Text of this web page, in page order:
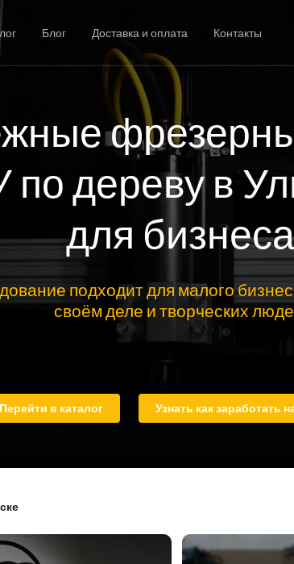
Блог Доставка и оплата Контакты
дереву в
для бизнеса
подходит для малого
своём деле и творческих
Перейти в каталог Узнать как заработать